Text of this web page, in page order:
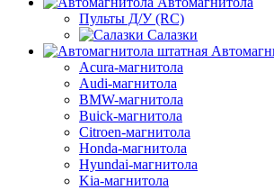
Пульты Д/У (RC)
Салазки
Acura-магнитола
Audi-магнитола
BMW-магнитола
Buick-магнитола
Citroen-магнитола
Honda-магнитола
Hyundai-магнитола
Kia-магнитола